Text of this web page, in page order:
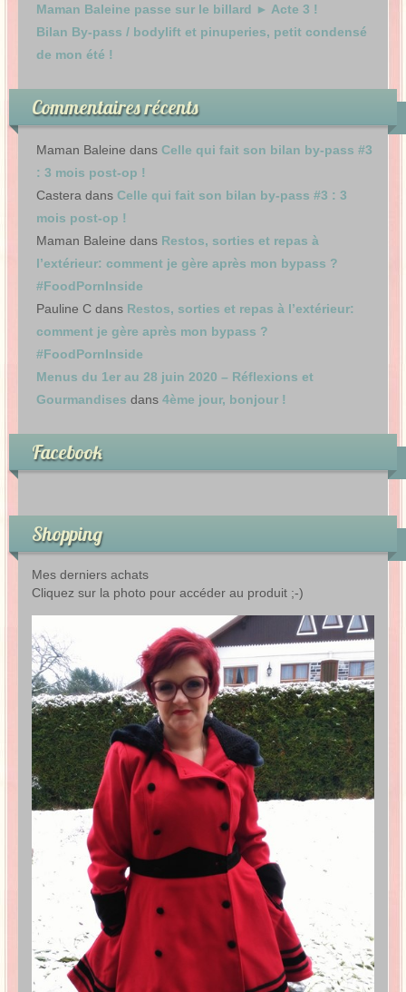
Maman Baleine passe sur le billard ► Acte 3 !
Bilan By-pass / bodylift et pinuperies, petit condensé
de mon été !
Commentaires récents
Maman Baleine dans Celle qui fait son bilan by-pass #3
: 3 mois post-op !
Castera dans Celle qui fait son bilan by-pass #3 : 3
mois post-op !
Maman Baleine dans Restos, sorties et repas à
l’extérieur: comment je gère après mon bypass ?
#FoodPornInside
Pauline C dans Restos, sorties et repas à l’extérieur:
comment je gère après mon bypass ?
#FoodPornInside
Menus du 1er au 28 juin 2020 – Réflexions et
Gourmandises dans 4ème jour, bonjour !
Facebook
Shopping
Mes derniers achats
Cliquez sur la photo pour accéder au produit ;-)